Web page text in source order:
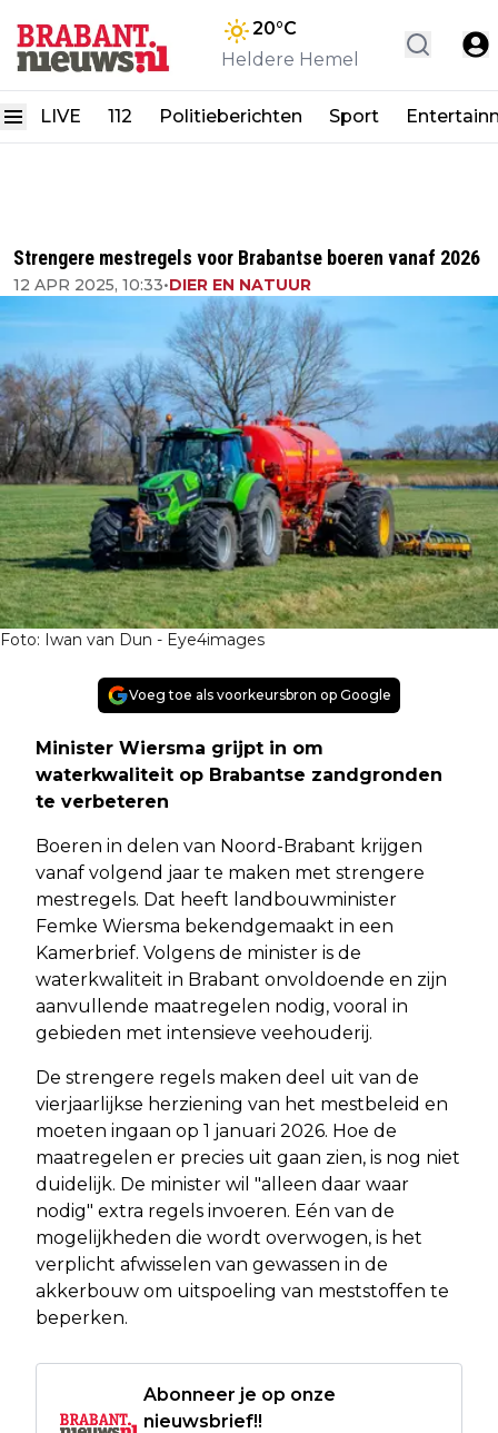
20°C
Heldere Hemel
LIVE 112 Politieberichten Sport
Strengere mestregels voor Brabantse boeren vanaf 2026
12 APR 2025, 10:33•DIER EN NATUUR
Foto: Iwan van Dun - Eye4images
Voeg toe als voorkeursbron op Google
Minister Wiersma grijpt in om
waterkwaliteit op Brabantse zandgronden
te verbeteren
Boeren in delen van Noord-Brabant krijgen
vanaf volgend jaar te maken met strengere
mestregels. Dat heeft landbouwminister
Femke Wiersma bekendgemaakt in een
Kamerbrief. Volgens de minister is de
waterkwaliteit in Brabant onvoldoende en zijn
aanvullende maatregelen nodig, vooral in
gebieden met intensieve veehouderij.
De strengere regels maken deel uit van de
vierjaarlijkse herziening van het mestbeleid en
moeten ingaan op 1 januari 2026. Hoe de
maatregelen er precies uit gaan zien, is nog niet
duidelijk. De minister wil "alleen daar waar
nodig" extra regels invoeren. Eén van de
mogelijkheden die wordt overwogen, is het
verplicht afwisselen van gewassen in de
akkerbouw om uitspoeling van meststoffen te
beperken.
Abonneer je op onze
nieuwsbrief!!